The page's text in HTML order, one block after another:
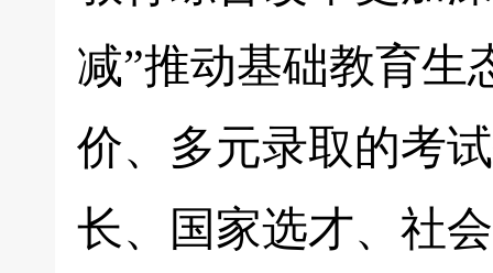
减”推动基础教育生
价、多元录取的考
长、国家选才、社